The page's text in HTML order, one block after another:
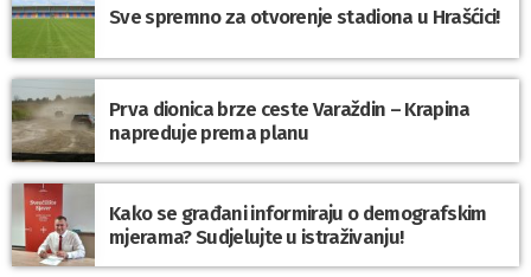
Sve spremno za otvorenje stadiona u Hrašćici!
Prva dionica brze ceste Varaždin – Krapina
napreduje prema planu
Kako se građani informiraju o demografskim
mjerama? Sudjelujte u istraživanju!